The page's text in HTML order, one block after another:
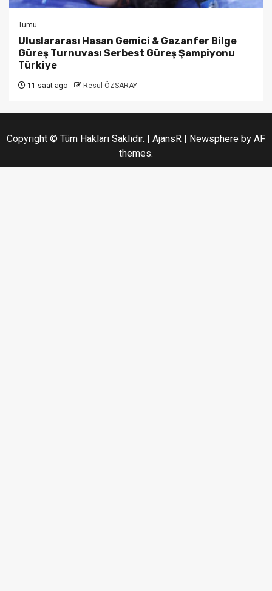
Tümü
Uluslararası Hasan Gemici & Gazanfer Bilge
Güreş Turnuvası Serbest Güreş Şampiyonu
Türkiye
11 saat ago Resul ÖZSARAY
Copyright © Tüm Hakları Saklıdır. | AjansR | Newsphere by AF
themes.